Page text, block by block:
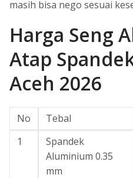
masih bisa nego sesuai
Harga Seng
Atap
Aceh 2026
No Tebal
1
Spandek
Aluminium 0.35
mm